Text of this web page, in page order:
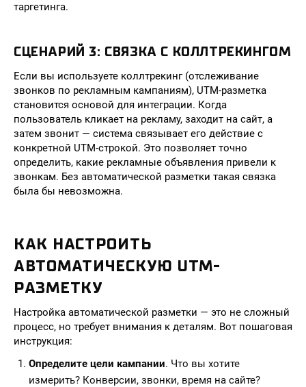
таргетинга.
СЦЕНАРИЙ 3: СВЯЗКА С КОЛЛТРЕКИНГОМ
Если вы используете коллтрекинг (отслеживание
звонков по рекламным кампаниям), UTM-разметка
становится основой для интеграции. Когда
пользователь кликает на рекламу, заходит на сайт, а
затем звонит — система связывает его действие с
конкретной UTM-строкой. Это позволяет точно
определить, какие рекламные объявления привели к
звонкам. Без автоматической разметки такая связка
была бы невозможна.
КАК НАСТРОИТЬ
АВТОМАТИЧЕСКУЮ UTM-
РАЗМЕТКУ
Настройка автоматической разметки — это не сложный
процесс, но требует внимания к деталям. Вот пошаговая
инструкция:
Определите цели кампании. Что вы хотите
измерить? Конверсии, звонки, время на сайте?